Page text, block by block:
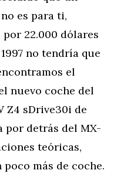
es para ti,
22.000 dólares
no tendría que
el
nuevo coche del
Z4 sDrive30i de
por detrás del MX-
teóricas,
más de coche.